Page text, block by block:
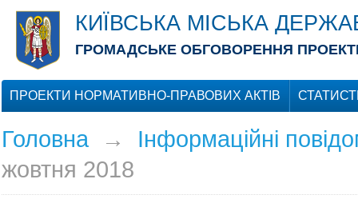
КИЇВСЬКА МІСЬКА
ГРОМАДСЬКЕ ОБГОВОРЕННЯ
ПРОЕКТИ НОРМАТИВНО-ПРАВОВИХ АКТІВ
Головна→ Інформаційні
жовтня 2018